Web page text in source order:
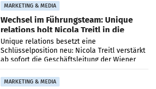
MARKETING & MEDIA
Wechsel im Führungsteam: Unique
relations holt Nicola Treitl in die
Geschäftsleitung
Unique relations besetzt eine
Schlüsselposition neu: Nicola Treitl verstärkt
ab sofort die Geschäftsleitung der Wiener
PR-Agentur an der Seite von Josef Kalina und
Anna Kalina-Mahr.
MARKETING & MEDIA